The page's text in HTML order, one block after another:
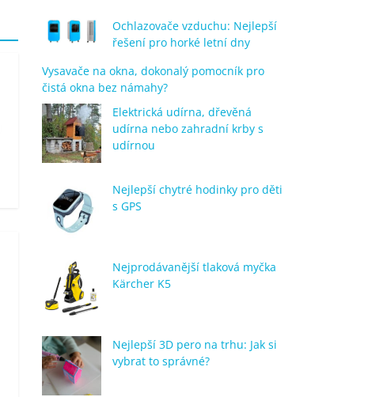
Ochlazovače vzduchu: Nejlepší
řešení pro horké letní dny
Vysavače na okna, dokonalý pomocník pro
čistá okna bez námahy?
Elektrická udírna, dřevěná
udírna nebo zahradní krby s
udírnou
Nejlepší chytré hodinky pro děti
s GPS
Nejprodávanější tlaková myčka
Kärcher K5
Nejlepší 3D pero na trhu: Jak si
vybrat to správné?